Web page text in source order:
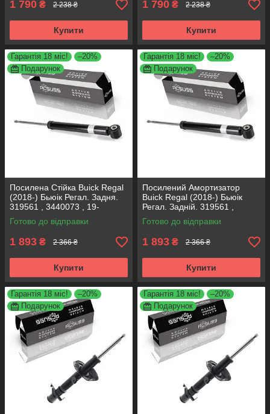
1 790 ₴ 2 238 ₴
Купити
1 790 ₴ 2 238 ₴
Купити
Гарантія 18 міс!
–20%
Подарунок
Посилена Стійка Buick Regal
(2018-) Бьюік Регал. Задня.
319561 , 3440073 , 19-
280615. KOREA Аксусс!
Готово до відправки
1 893 ₴ 2 366 ₴
Купити
Гарантія 18 міс!
–20%
Подарунок
Посилений Амортизатор
Buick Regal (2018-) Бьюік
Регал. Задній. 319561 ,
3440073 , 19-280615. KOREA
Аксусс!
Готово до відправки
1 893 ₴ 2 366 ₴
Купити
Гарантія 18 міс!
–20%
Подарунок
Гарантія 18 міс!
–20%
Подарунок